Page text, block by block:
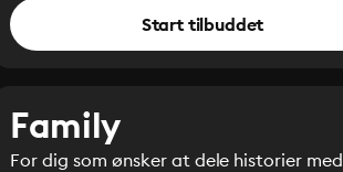
Start tilbuddet
Family
For dig som ønsker at dele historier med